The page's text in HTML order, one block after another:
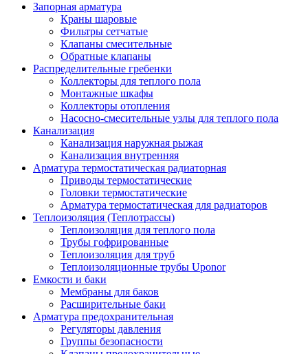
Запорная арматура
Краны шаровые
Фильтры сетчатые
Клапаны смесительные
Обратные клапаны
Распределительные гребенки
Коллекторы для теплого пола
Монтажные шкафы
Коллекторы отопления
Насосно-смесительные узлы для теплого пола
Канализация
Канализация наружная рыжая
Канализация внутренняя
Арматура термостатическая радиаторная
Приводы термостатические
Головки термостатические
Арматура термостатическая для радиаторов
Теплоизоляция (Теплотрассы)
Теплоизоляция для теплого пола
Трубы гофрированные
Теплоизоляция для труб
Теплоизоляционные трубы Uponor
Емкости и баки
Мембраны для баков
Расширительные баки
Арматура предохранительная
Регуляторы давления
Группы безопасности